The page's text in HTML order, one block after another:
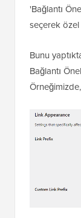
'Bağlantı
seçerek
Bunu
Bağlantı